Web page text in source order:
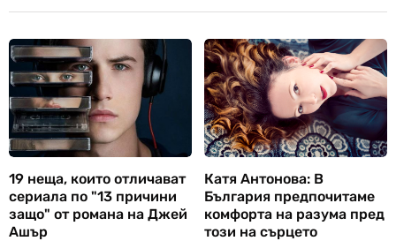
19 неща, които отличават
сериала по "13 причини
защо" от романа на Джей
Ашър
Катя Антонова: В
България предпочитаме
комфорта на разума пред
този на сърцето